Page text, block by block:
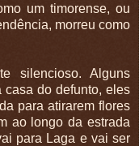
um timorense, ou
morreu como
silencioso. Alguns
casa do defunto, eles
para atirarem flores
ao longo da estrada
para Laga e vai ser